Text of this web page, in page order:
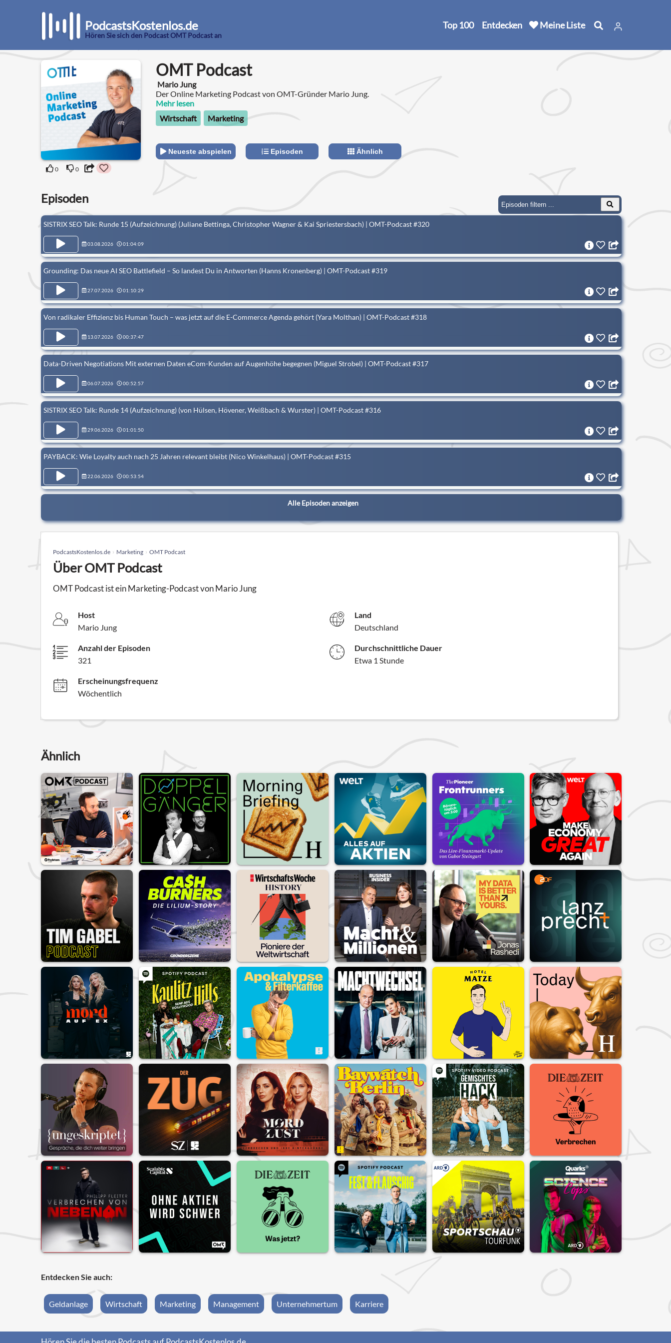
PodcastsKostenlos.de
Hören Sie sich den Podcast OMT Podcast an
Top 100 Entdecken Meine Liste
0 0
OMT Podcast
Mario Jung
Der Online Marketing Podcast von OMT-Gründer Mario Jung.
Mehr lesen
Wirtschaft
Marketing
Neueste abspielen Episoden Ähnlich
Episoden
SISTRIX SEO Talk: Runde 15 (Aufzeichnung) (Juliane Bettinga, Christopher Wagner & Kai Spriestersbach) | OMT-Podcast #320
03.08.2026 01:04:09
Grounding: Das neue AI SEO Battlefield – So landest Du in Antworten (Hanns Kronenberg) | OMT-Podcast #319
27.07.2026 01:10:29
Von radikaler Effizienz bis Human Touch – was jetzt auf die E-Commerce Agenda gehört (Yara Molthan) | OMT-Podcast #318
13.07.2026 00:37:47
Data-Driven Negotiations Mit externen Daten eCom-Kunden auf Augenhöhe begegnen (Miguel Strobel) | OMT-Podcast #317
06.07.2026 00:52:57
SISTRIX SEO Talk: Runde 14 (Aufzeichnung) (von Hülsen, Hövener, Weißbach & Wurster) | OMT-Podcast #316
29.06.2026 01:01:50
PAYBACK: Wie Loyalty auch nach 25 Jahren relevant bleibt (Nico Winkelhaus) | OMT-Podcast #315
22.06.2026 00:53:54
Alle Episoden anzeigen
PodcastsKostenlos.de Marketing OMT Podcast
Über OMT Podcast
OMT Podcast ist ein Marketing-Podcast von Mario Jung
Host
Mario Jung
Land
Deutschland
Anzahl der Episoden
321
Durchschnittliche Dauer
Etwa 1 Stunde
Erscheinungsfrequenz
Wöchentlich
Ähnlich
Entdecken Sie auch:
Geldanlage Wirtschaft Marketing Management Unternehmertum Karriere